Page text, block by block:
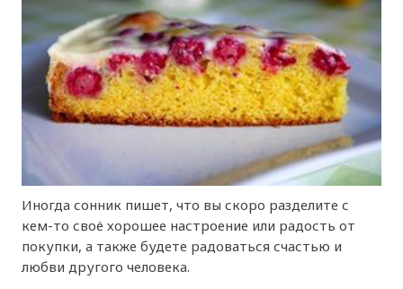
Иногда сонник пишет, что вы скоро разделите с
кем-то своё хорошее настроение или радость от
покупки, а также будете радоваться счастью и
любви другого человека.